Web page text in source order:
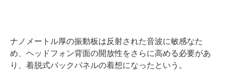
ナノメートル厚の振動板は反射された音波に敏感なた
め、ヘッドフォン背面の開放性をさらに高める必要があ
り、着脱式バックパネルの着想になったという。